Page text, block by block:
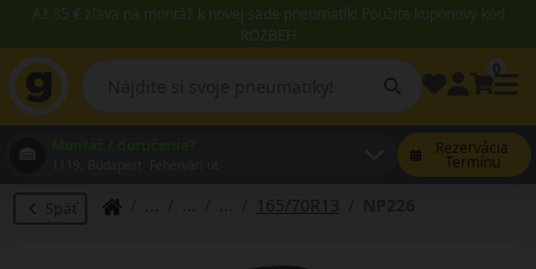
Až 35 € zľava na montáž k novej sade pneumatík! Použite kupónový kód
ROZBEH
Rezervácia
Termínu
Späť 165/70R13